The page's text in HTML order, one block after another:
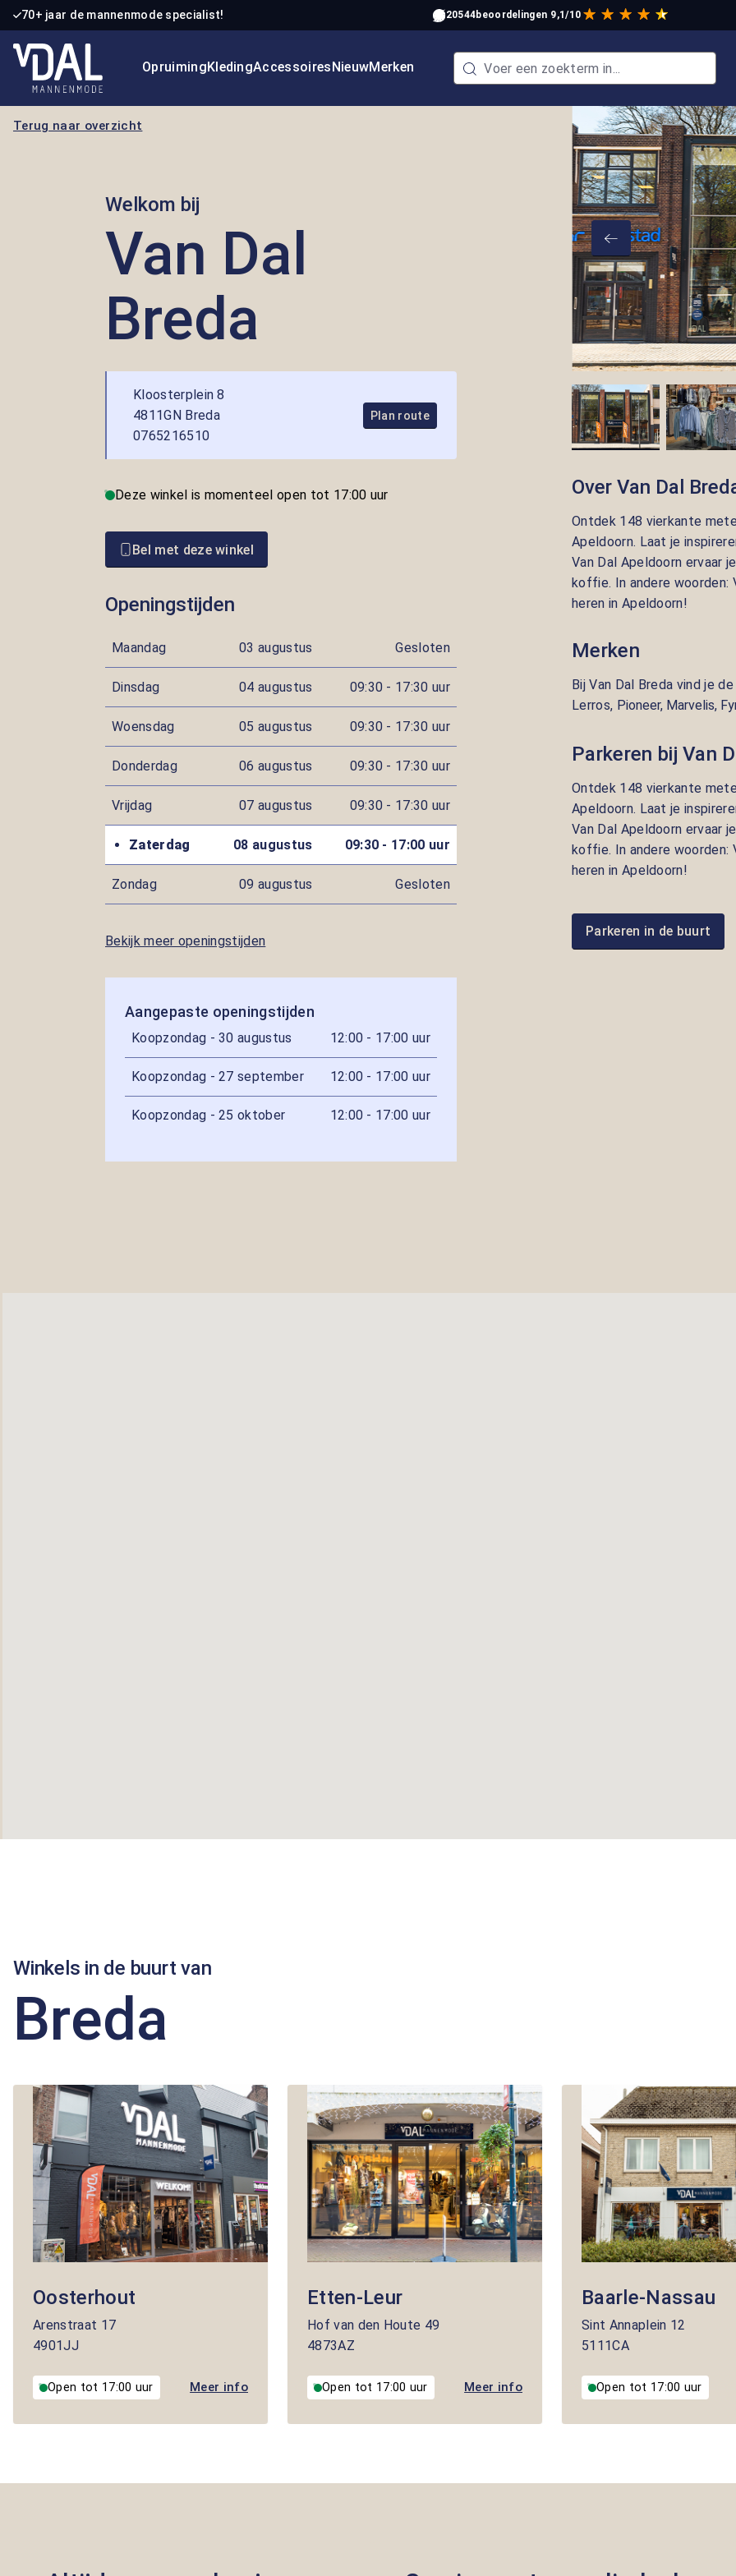
de hoofdinhoud
Ga naar de zoekopdracht
Ga naar de hoofdnavigatie
70+ jaar de mannenmode specialist! 20544beoordelingen 9,1/10
OpruimingKledingAccessoiresNieuwMerken
Terug naar overzicht
Welkom bij
Van Dal
Breda
Kloosterplein 8
4811GN Breda
0765216510
Plan route
Deze winkel is momenteel open tot 17:00 uur
Bel met deze winkel
Openingstijden
Maandag 03 augustus Gesloten
Dinsdag 04 augustus 09:30 - 17:30 uur
Woensdag 05 augustus 09:30 - 17:30 uur
Donderdag 06 augustus 09:30 - 17:30 uur
Vrijdag 07 augustus 09:30 - 17:30 uur
Zaterdag 08 augustus 09:30 - 17:00 uur
Zondag 09 augustus Gesloten
Bekijk meer openingstijden
Aangepaste openingstijden
Koopzondag - 30 augustus 12:00 - 17:00 uur
Koopzondag - 27 september 12:00 - 17:00 uur
Koopzondag - 25 oktober 12:00 - 17:00 uur
Over Van Dal
Ontdek 148 vierkante
Apeldoorn. Laat je
Van Dal Apeldoorn ervaar
koffie. In andere woorden:
heren in Apeldoorn!
Merken
Bij Van Dal Breda vind je
Lerros, Pioneer, Marvelis,
Parkeren bij Van
Ontdek 148 vierkante
Apeldoorn. Laat je
Van Dal Apeldoorn ervaar
koffie. In andere woorden:
heren in Apeldoorn!
Parkeren in de buurt
Winkels in de buurt van
Breda
Oosterhout
Arenstraat 17
4901JJ
Open tot 17:00 uur Meer info
Etten-Leur
Hof van den Houte 49
4873AZ
Open tot 17:00 uur Meer info
Baarle-Nassau
Sint Annaplein 12
5111CA
Open tot 17:00 uur